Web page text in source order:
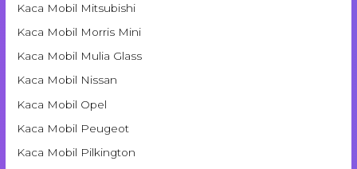
Kaca Mobil Mitsubishi
Kaca Mobil Morris Mini
Kaca Mobil Mulia Glass
Kaca Mobil Nissan
Kaca Mobil Opel
Kaca Mobil Peugeot
Kaca Mobil Pilkington